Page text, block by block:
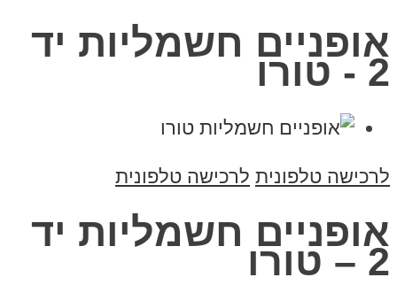
אופניים חשמליות יד
2 - טורו
לרכישה טלפונית לרכישה טלפונית
אופניים חשמליות יד
2 – טורו